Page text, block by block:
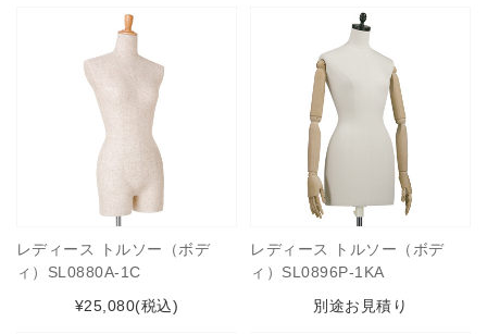
レディース トルソー（ボデ
ィ）SL0880A-1C
¥25,080(税込)
レディース トルソー（ボデ
ィ）SL0896P-1KA
別途お見積り